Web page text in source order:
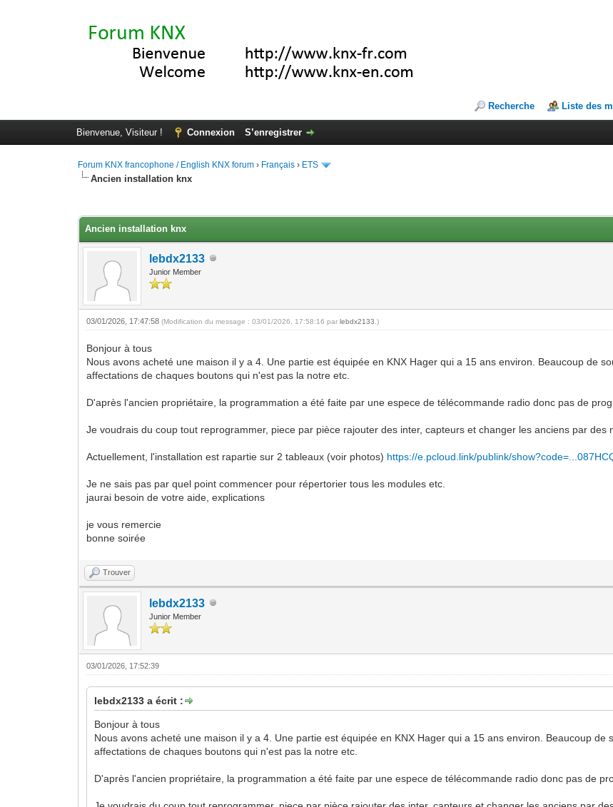
Recherche Liste des
Bienvenue, Visiteur ! Connexion S’enregistrer
Forum KNX francophone / English KNX forum › Français › ETS
Ancien installation knx
Ancien installation knx
lebdx2133
Junior Member
03/01/2026, 17:47:58(Modification du message : 03/01/2026, 17:58:16 parlebdx2133 .)
Bonjour à tous
Nous avons acheté une maison il y a 4. Une partie est équipée en KNX Hager qui a 15 ans environ. Beaucoup de
affectations de chaques boutons qui n'est pas la notre etc.
D'après l'ancien propriétaire, la programmation a été faite par une espece de télécommande radio donc pas de prog
Je voudrais du coup tout reprogrammer, piece par pièce rajouter des inter, capteurs et changer les anciens par des
Actuellement, l'installation est rapartie sur 2 tableaux (voir photos) https://e.pcloud.link/publink/
Je ne sais pas par quel point commencer pour répertorier tous les modules etc.
jaurai besoin de votre aide, explications
je vous remercie
bonne soirée
Trouver
lebdx2133
Junior Member
03/01/2026, 17:52:39
lebdx2133 a écrit :
Bonjour à tous
Nous avons acheté une maison il y a 4. Une partie est équipée en KNX Hager qui a 15 ans environ. Beaucoup
affectations de chaques boutons qui n'est pas la notre etc.
D'après l'ancien propriétaire, la programmation a été faite par une espece de télécommande radio donc pas de